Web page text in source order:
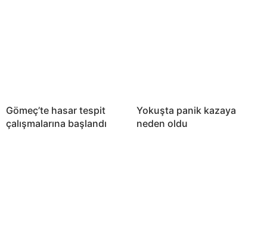
Gömeç’te hasar tespit
çalışmalarına başlandı
Yokuşta panik kazaya
neden oldu